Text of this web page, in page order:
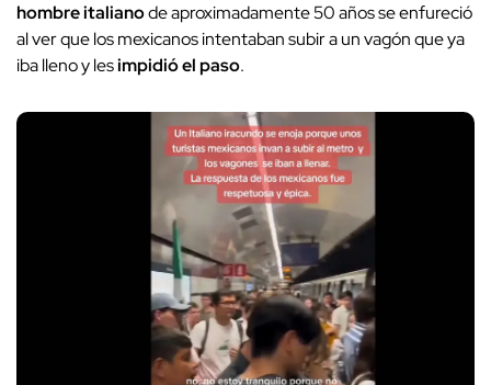
hombre italianode aproximadamente 50 años se enfureció
al ver que los mexicanos intentaban subir a un vagón que ya
iba lleno y lesimpidió el paso.